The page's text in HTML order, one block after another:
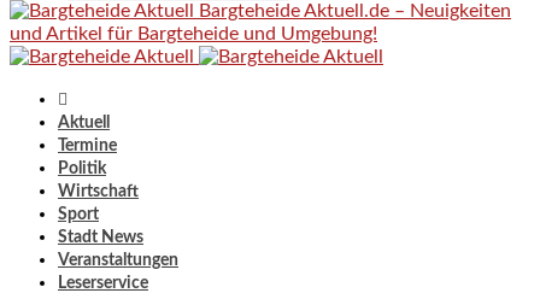
Bargteheide Aktuell.de – Neuigkeiten
und Artikel für Bargteheide und Umgebung!
Aktuell
Termine
Politik
Wirtschaft
Sport
Stadt News
Veranstaltungen
Leserservice